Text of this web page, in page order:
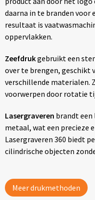
daarna in te branden voor
resultaat is
oppervlakken.
Zeefdrukgebruikt een
over te brengen, geschikt
verschillende materialen.
voorwerpen door rotatie
Lasergraveren brandt
metaal, wat een precieze
Lasergraveren 360 biedt
cilindrische objecten
Meer drukmethoden